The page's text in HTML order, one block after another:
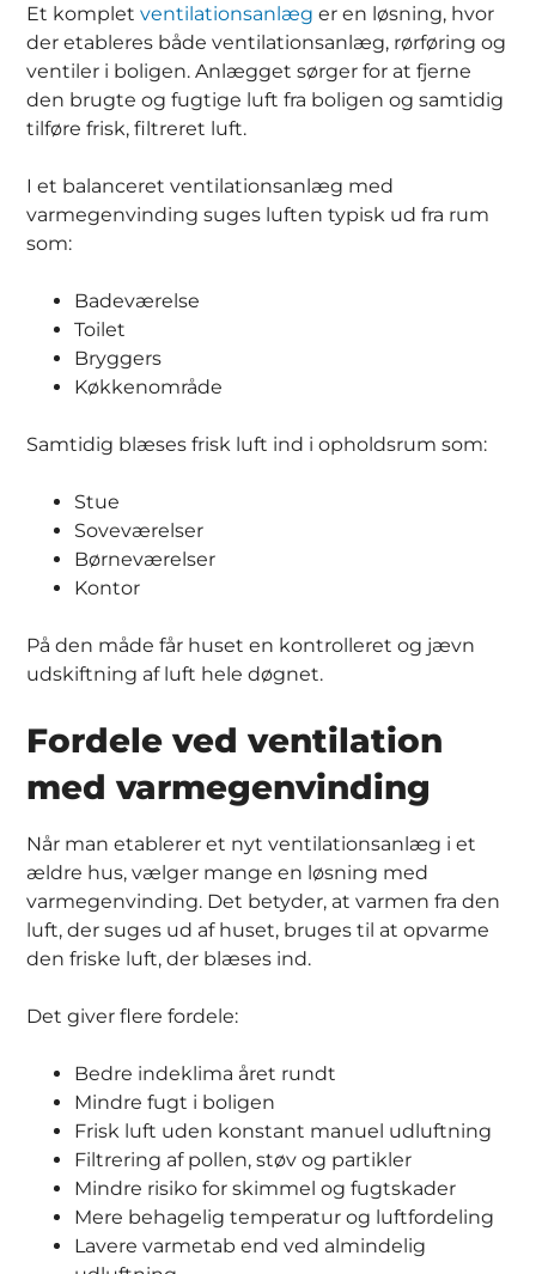
Et kompletventilationsanlæg er en løsning, hvor
der etableres både ventilationsanlæg, rørføring og
ventiler i boligen. Anlægget sørger for at fjerne
den brugte og fugtige luft fra boligen og samtidig
tilføre frisk, filtreret luft.
I et balanceret ventilationsanlæg med
varmegenvinding suges luften typisk ud fra rum
som:
Badeværelse
Toilet
Bryggers
Køkkenområde
Samtidig blæses frisk luft ind i opholdsrum som:
Stue
Soveværelser
Børneværelser
Kontor
På den måde får huset en kontrolleret og jævn
udskiftning af luft hele døgnet.
Fordele ved ventilation
med varmegenvinding
Når man etablerer et nyt ventilationsanlæg i et
ældre hus, vælger mange en løsning med
varmegenvinding. Det betyder, at varmen fra den
luft, der suges ud af huset, bruges til at opvarme
den friske luft, der blæses ind.
Det giver flere fordele:
Bedre indeklima året rundt
Mindre fugt i boligen
Frisk luft uden konstant manuel udluftning
Filtrering af pollen, støv og partikler
Mindre risiko for skimmel og fugtskader
Mere behagelig temperatur og luftfordeling
Lavere varmetab end ved almindelig